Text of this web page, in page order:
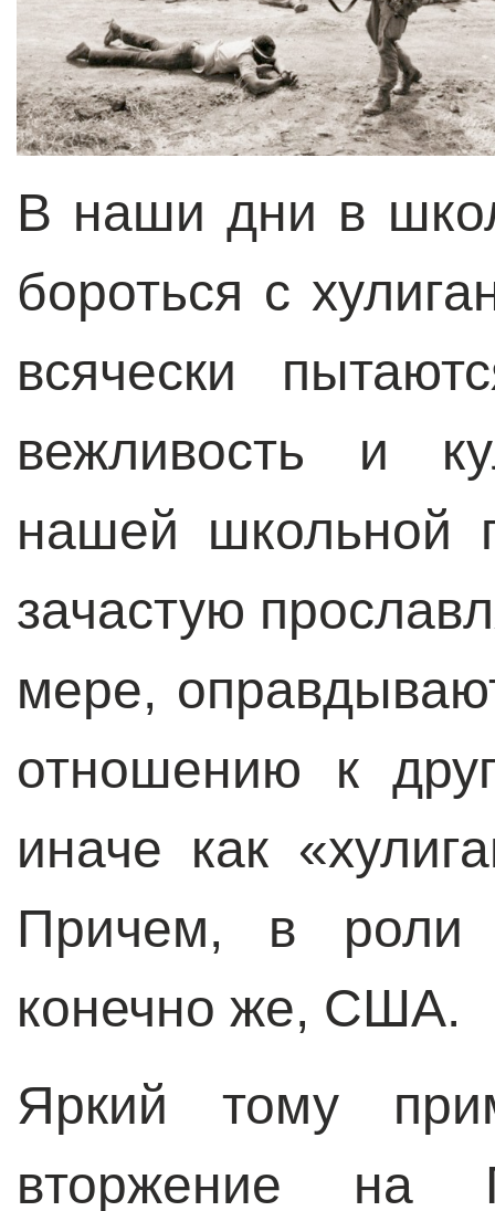
В наши дни в
бороться с
всячески
вежливость и
нашей школьной
зачастую
мере,
отношению к
иначе как
Причем, в роли
конечно же, США.
Яркий тому
вторжение на